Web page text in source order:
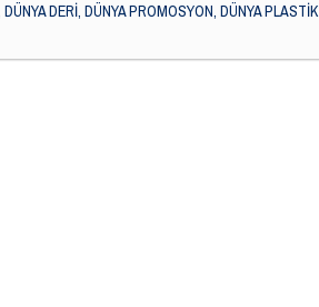
DERİ, DÜNYA PROMOSYON, DÜNYA PLASTİK